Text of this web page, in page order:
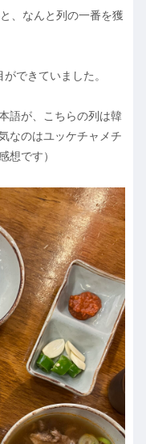
、なんと列の一番を獲
できていました。
語が、こちらの列は韓
なのはユッケチャメチ
想です）